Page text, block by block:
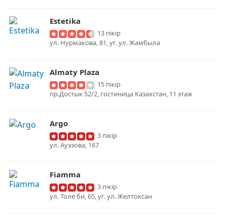
Estetika
13 пікір
ул. Нурмакова, 81, уг. ул. Жамбыла
Almaty Plaza
15 пікір
пр.Достык 52/2, гостиница Казахстан, 11 этаж
Argo
3 пікір
ул. Ауэзова, 167
Fiamma
3 пікір
ул. Толе би, 65, уг. ул. Желтоксан